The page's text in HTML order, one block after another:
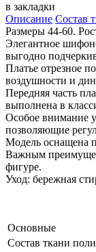
в закладки
Описание Состав
Размеры 44-60.
Элегантное
выгодно
Платье отрезное
воздушности и
Передняя часть
выполнена в
Особое внимание
позволяющие
Модель оснащена
Важным
фигуре.
Уход: бережная
Основные
Состав ткани